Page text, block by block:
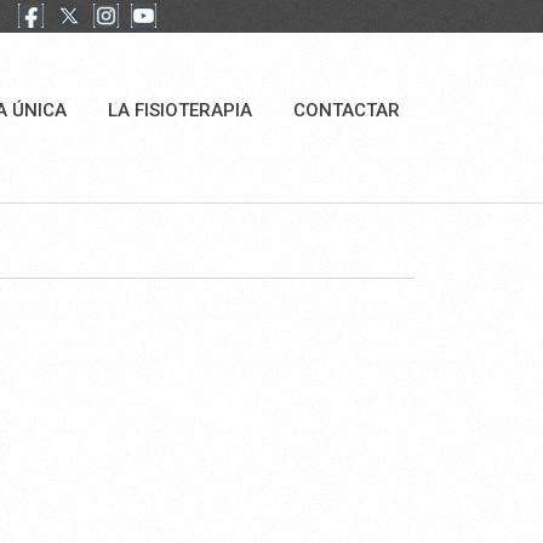
ÚNICA LA FISIOTERAPIA CONTACTAR